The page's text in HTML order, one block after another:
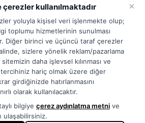
1468 Sok. No:5 Güneşli Bağcılar
İstanbul Türkiye
Destek:+908502228722
+902126563005
info@tora.com.tr
Web:TORA
×
kullanılmaktadır
yoluyla kişisel veri işlenmekte olup;
toplumu hizmetlerinin sunulması
Diğer birinci ve üçüncü taraf çerezler
sizlere yönelik reklam/pazarlama
daha işlevsel kılınması ve
hariç olmak üzere diğer
girdiğinizde hatırlanmasını
olarak kullanılacaktır.
bilgiye çerez aydınlatma metni ve
ulaşabilirsiniz.